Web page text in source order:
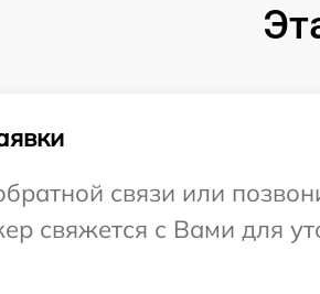
связи или
свяжется с Вами для